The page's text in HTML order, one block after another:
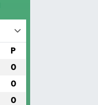
P
0
0
0